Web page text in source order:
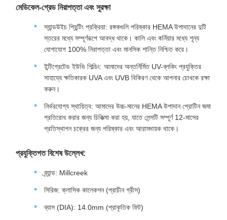
মেডিকেল-গ্রেড নিরাপত্তা এবং সুরক্ষা
স্যান্ডউইচ প্রিন্টিং প্রক্রিয়া: রঙ্গকগুলি পরিষ্কার HEMA উপাদানের দুটি
স্তরের মধ্যে সম্পূর্ণরূপে আবদ্ধ থাকে। কালি এবং কর্নিয়ার মধ্যে শূন্য
যোগাযোগ 100% নিরাপত্তা এবং মানসিক শান্তি নিশ্চিত করে।
ইন্টিগ্রেটেড ইউভি শিল্ডিং: আমাদের অন্তর্নির্মিত UV-ব্লকিং প্রযুক্তির
সাহায্যে ক্ষতিকারক UVA এবং UVB বিকিরণ থেকে আপনার চোখকে রক্ষা
করুন।
নির্ভরযোগ্য স্থায়িত্ব: আমাদের উচ্চ-মানের HEMA উপাদান প্রোটিন জমা
প্রতিরোধ করার জন্য চিকিত্সা করা হয়, যাতে লেন্সটি সম্পূর্ণ 12-মাসের
প্রতিস্থাপন চক্রের জন্য পরিষ্কার এবং আরামদায়ক থাকে।
প্রযুক্তিগত বিশেষ উল্লেখ:
ব্র্যান্ড: Millcreek
সিরিজ: ক্লাসিক কালেকশন (প্রাচীন গ্রীস)
ব্যাস (DIA): 14.0mm (প্রাকৃতিক ফিট)